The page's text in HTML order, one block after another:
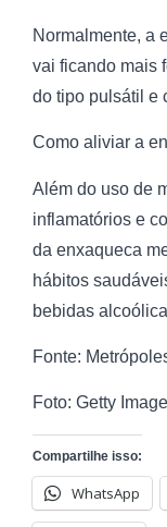
Normalmente, a
vai ficando mais
do tipo pulsátil e
Como aliviar a
Além do uso de
inflamatórios e
da enxaqueca
hábitos
bebidas
Fonte:
Foto: Getty
Compartilhe isso:
WhatsApp